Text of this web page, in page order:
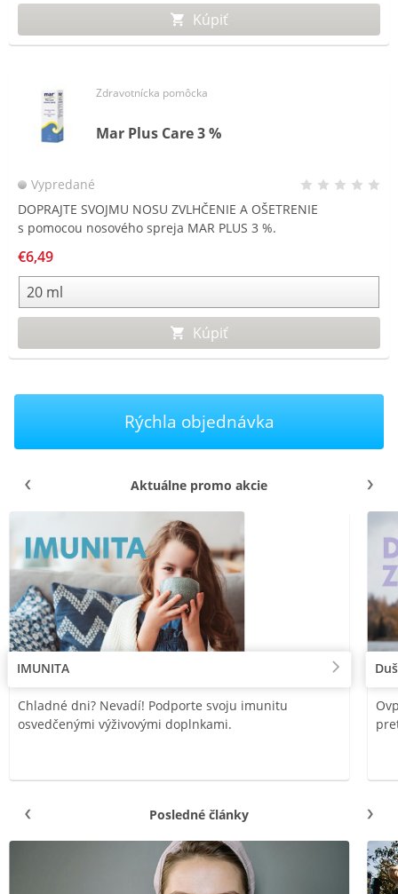
Kúpiť
Zdravotnícka pomôcka
Mar Plus Care 3 %
Vypredané
DOPRAJTE SVOJMU NOSU ZVLHČENIE A OŠETRENIE
s pomocou nosového spreja MAR PLUS 3 %.
€6,49
Kúpiť
Rýchla objednávka
Aktuálne promo akcie
IMUNITA
Chladné dni? Nevadí! Podporte svoju imunitu
osvedčenými výživovými doplnkami.
Posledné články